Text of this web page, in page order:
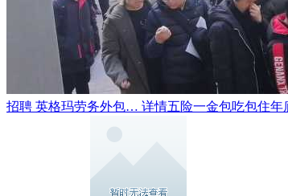
招聘 英格玛劳务外包… 详情五险一金包吃包住年